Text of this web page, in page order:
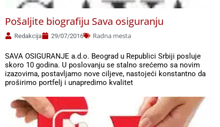
Pošaljite biografiju Sava osiguranju
Redakcija 29/07/2016 Radna mesta
SAVA OSIGURANJE a.d.o. Beograd u Republici Srbiji posluje
skoro 10 godina. U poslovanju se stalno srećemo sa novim
izazovima, postavljamo nove ciljeve, nastojeći konstantno da
proširimo portfelj i unapredimo kvalitet